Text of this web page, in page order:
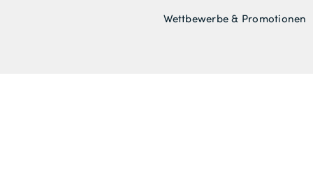
Wettbewerbe & Promotionen